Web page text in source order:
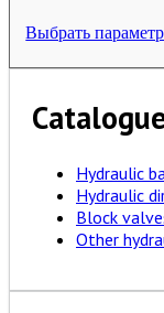
Выбрать
Hydraulic
Hydraulic
Block
Other